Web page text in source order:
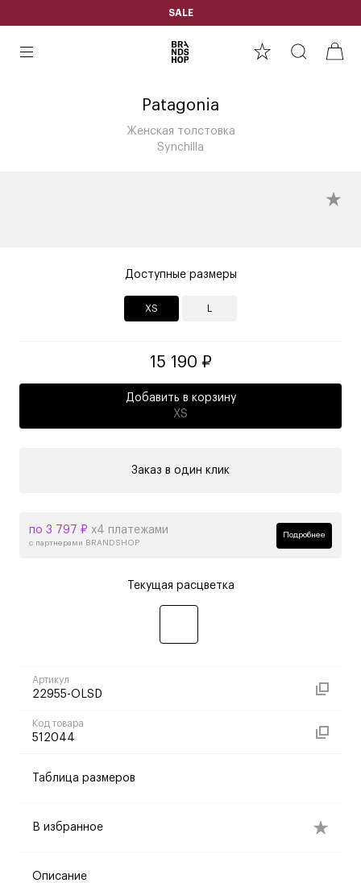
SALE
Patagonia
Женская толстовка
Synchilla
Доступные размеры
XS
15 190 ₽
Добавить в корзину
XS
Заказ в один клик
по 3 797 ₽ х4 платежами
с партнерами BRANDSHOP
Подробнее
Текущая расцветка
Артикул
22955-OLSD
Код товара
512044
Таблица размеров
В избранное
Описание